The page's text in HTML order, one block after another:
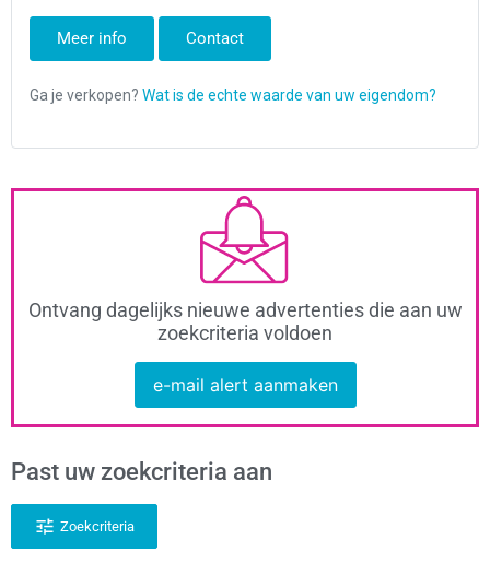
Meer info Contact
Ontvang dagelijks nieuwe advertenties die aan uw
zoekcriteria voldoen
e-mail alert aanmaken
Past uw zoekcriteria aan
Zoekcriteria